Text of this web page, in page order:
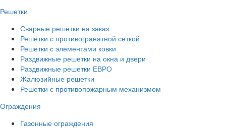
Решетки
Сварные решетки на заказ
Решетки с противогранатной сеткой
Решетки с элементами ковки
Раздвижные решетки на окна и двери
Раздвижные решетки ЕВРО
Жалюзийные решетки
Решетки с противопожарным механизмом
Ограждения
Газонные ограждения